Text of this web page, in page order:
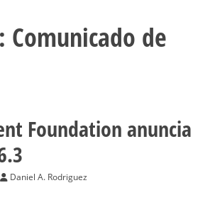
Comunicado de
Foundation anuncia
Daniel A. Rodriguez